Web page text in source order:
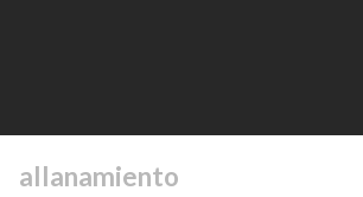
allanamiento